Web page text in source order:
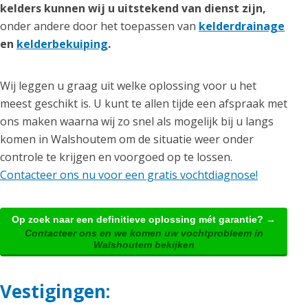
kelders kunnen wij u uitstekend van dienst zijn,
onder andere door het toepassen van kelderdrainage
en kelderbekuiping.
Wij leggen u graag uit welke oplossing voor u het
meest geschikt is. U kunt te allen tijde een afspraak met
ons maken waarna wij zo snel als mogelijk bij u langs
komen in Walshoutem om de situatie weer onder
controle te krijgen en voorgoed op te lossen.
Contacteer ons nu voor een gratis vochtdiagnose!
Op zoek naar een definitieve oplossing mét garantie? →
Contacteer ons en we komen uw vochtprobleem in
Walshoutem bekijken
Vestigingen: